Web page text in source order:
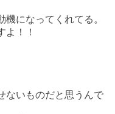
機になってくれてる。
よ！！
ないものだと思うんで